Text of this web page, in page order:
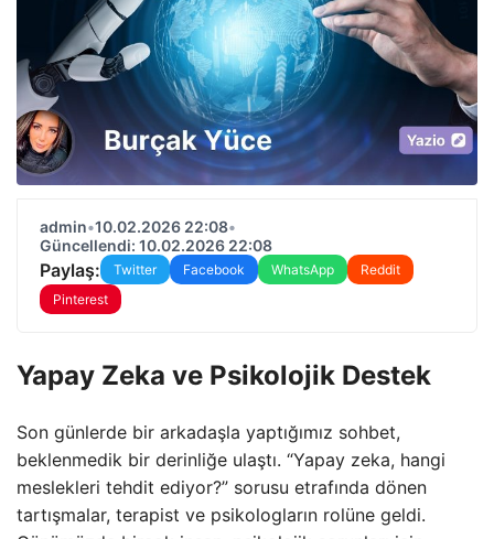
admin•10.02.2026 22:08•
Güncellendi: 10.02.2026 22:08
Paylaş: Twitter Facebook WhatsApp
Reddit
Pinterest
Yapay Zeka ve Psikolojik Destek
Son günlerde bir arkadaşla yaptığımız sohbet,
beklenmedik bir derinliğe ulaştı. “Yapay zeka, hangi
meslekleri tehdit ediyor?” sorusu etrafında dönen
tartışmalar, terapist ve psikologların rolüne geldi.